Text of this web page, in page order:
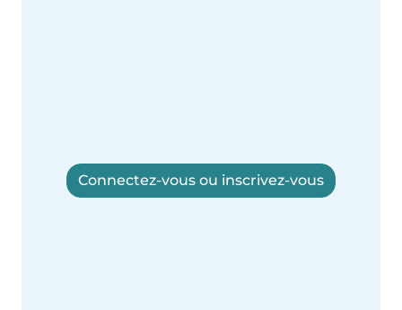
Connectez-vous ou inscrivez-vous